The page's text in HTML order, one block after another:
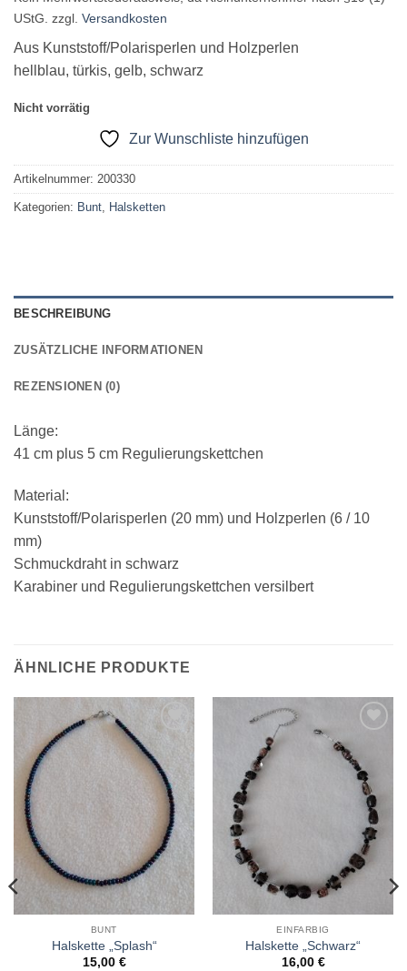
war:
15,00 €
ist:
10,00 €.
UStG. zzgl. Versandkosten
Aus Kunststoff/Polarisperlen und Holzperlen
hellblau, türkis, gelb, schwarz
Nicht vorrätig
Zur Wunschliste hinzufügen
Artikelnummer: 200330
Kategorien: Bunt Halsketten
BESCHREIBUNG
ZUSÄTZLICHE INFORMATIONEN
REZENSIONEN (0)
Länge:
41 cm plus 5 cm Regulierungskettchen
Material:
Kunststoff/Polarisperlen (20 mm) und Holzperlen (6 / 10
mm)
Schmuckdraht in schwarz
Karabiner und Regulierungskettchen versilbert
ÄHNLICHE PRODUKTE
Wunschliste
hinzufügen
BUNT
Halskette „Splash“
15,00 €
Zur
Wunschliste
hinzufügen
EINFARBIG
Halskette „Schwarz“
16,00 €